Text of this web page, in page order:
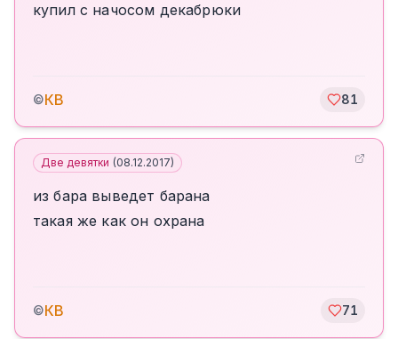
купил с начосом декабрюки
©КВ 81
Две девятки (08.12.2017)
из бара выведет барана
такая же как он охрана
©КВ 71